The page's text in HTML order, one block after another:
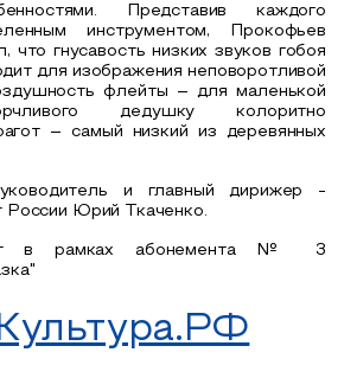
Представив каждого
инструментом, Прокофьев
что гнусавость низких звуков гобоя
для изображения неповоротливой
флейты – для маленькой
дедушку колоритно
– самый низкий из деревянных
и главный дирижер -
России Юрий Ткаченко.
в рамках абонемента № 3
Культура.РФ